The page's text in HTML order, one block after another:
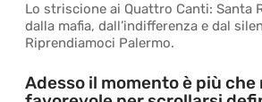
Lo striscione ai Quattro Canti: Santa
dalla mafia, dall’indifferenza e dal
Riprendiamoci Palermo.
Adesso il momento è più che